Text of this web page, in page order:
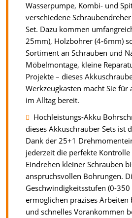
Wasserpumpe, Kombi- und
verschiedene
Set. Dazu kommen
25mm), Holzbohrer (4-6mm)
Sortiment an Schrauben und
Möbelmontage, kleine
Projekte – dieses
Werkzeugkasten macht Sie
im Alltag bereit.
Hochleistungs-Akku
dieses Akkuschrauber Sets ist
Dank der 25+1
jederzeit die perfekte
Eindrehen kleiner Schrauben
anspruchsvollen Bohrungen.
Geschwindigkeitsstufen (0-
ermöglichen präzises Arbeiten
und schnelles Vorankommen